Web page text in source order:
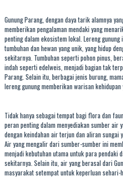
Gunung Parang, dengan daya tarik alamnya
memberikan pengalaman mendaki yang
penting dalam ekosistem lokal. Lereng
tumbuhan dan hewan yang unik, yang hidup
sekitarnya. Tumbuhan seperti pohon pinus,
indah seperti edelweis, menjadi bagian tak
Parang. Selain itu, berbagai jenis burung,
lereng gunung memberikan warisan kehidupan
Tidak hanya sebagai tempat bagi flora dan
peran penting dalam menyediakan sumber air
dengan keindahan air terjun dan aliran sungai
Air yang mengalir dari sumber-sumber ini
menjadi kebutuhan utama untuk para pendaki
sekitarnya. Selain itu, air yang berasal dari
masyarakat setempat untuk keperluan